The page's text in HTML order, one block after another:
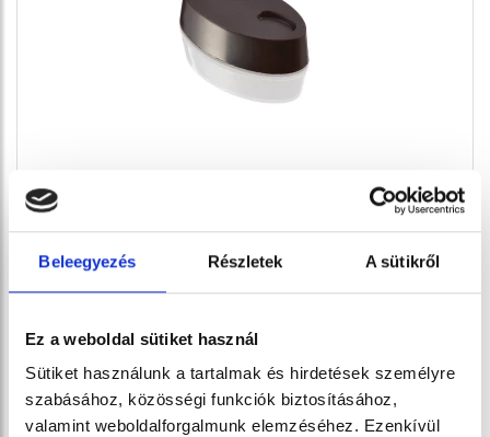
Beleegyezés Részletek A sütikről
Ez a weboldal sütiket használ
Sütiket használunk a tartalmak és hirdetések személyre
szabásához, közösségi funkciók biztosításához,
valamint weboldalforgalmunk elemzéséhez. Ezenkívül
1000 g